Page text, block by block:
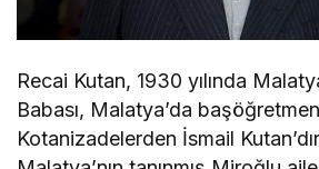
Recai Kutan, 1930 yılında
Babası, Malatya’da
Kotanizadelerden İsmail